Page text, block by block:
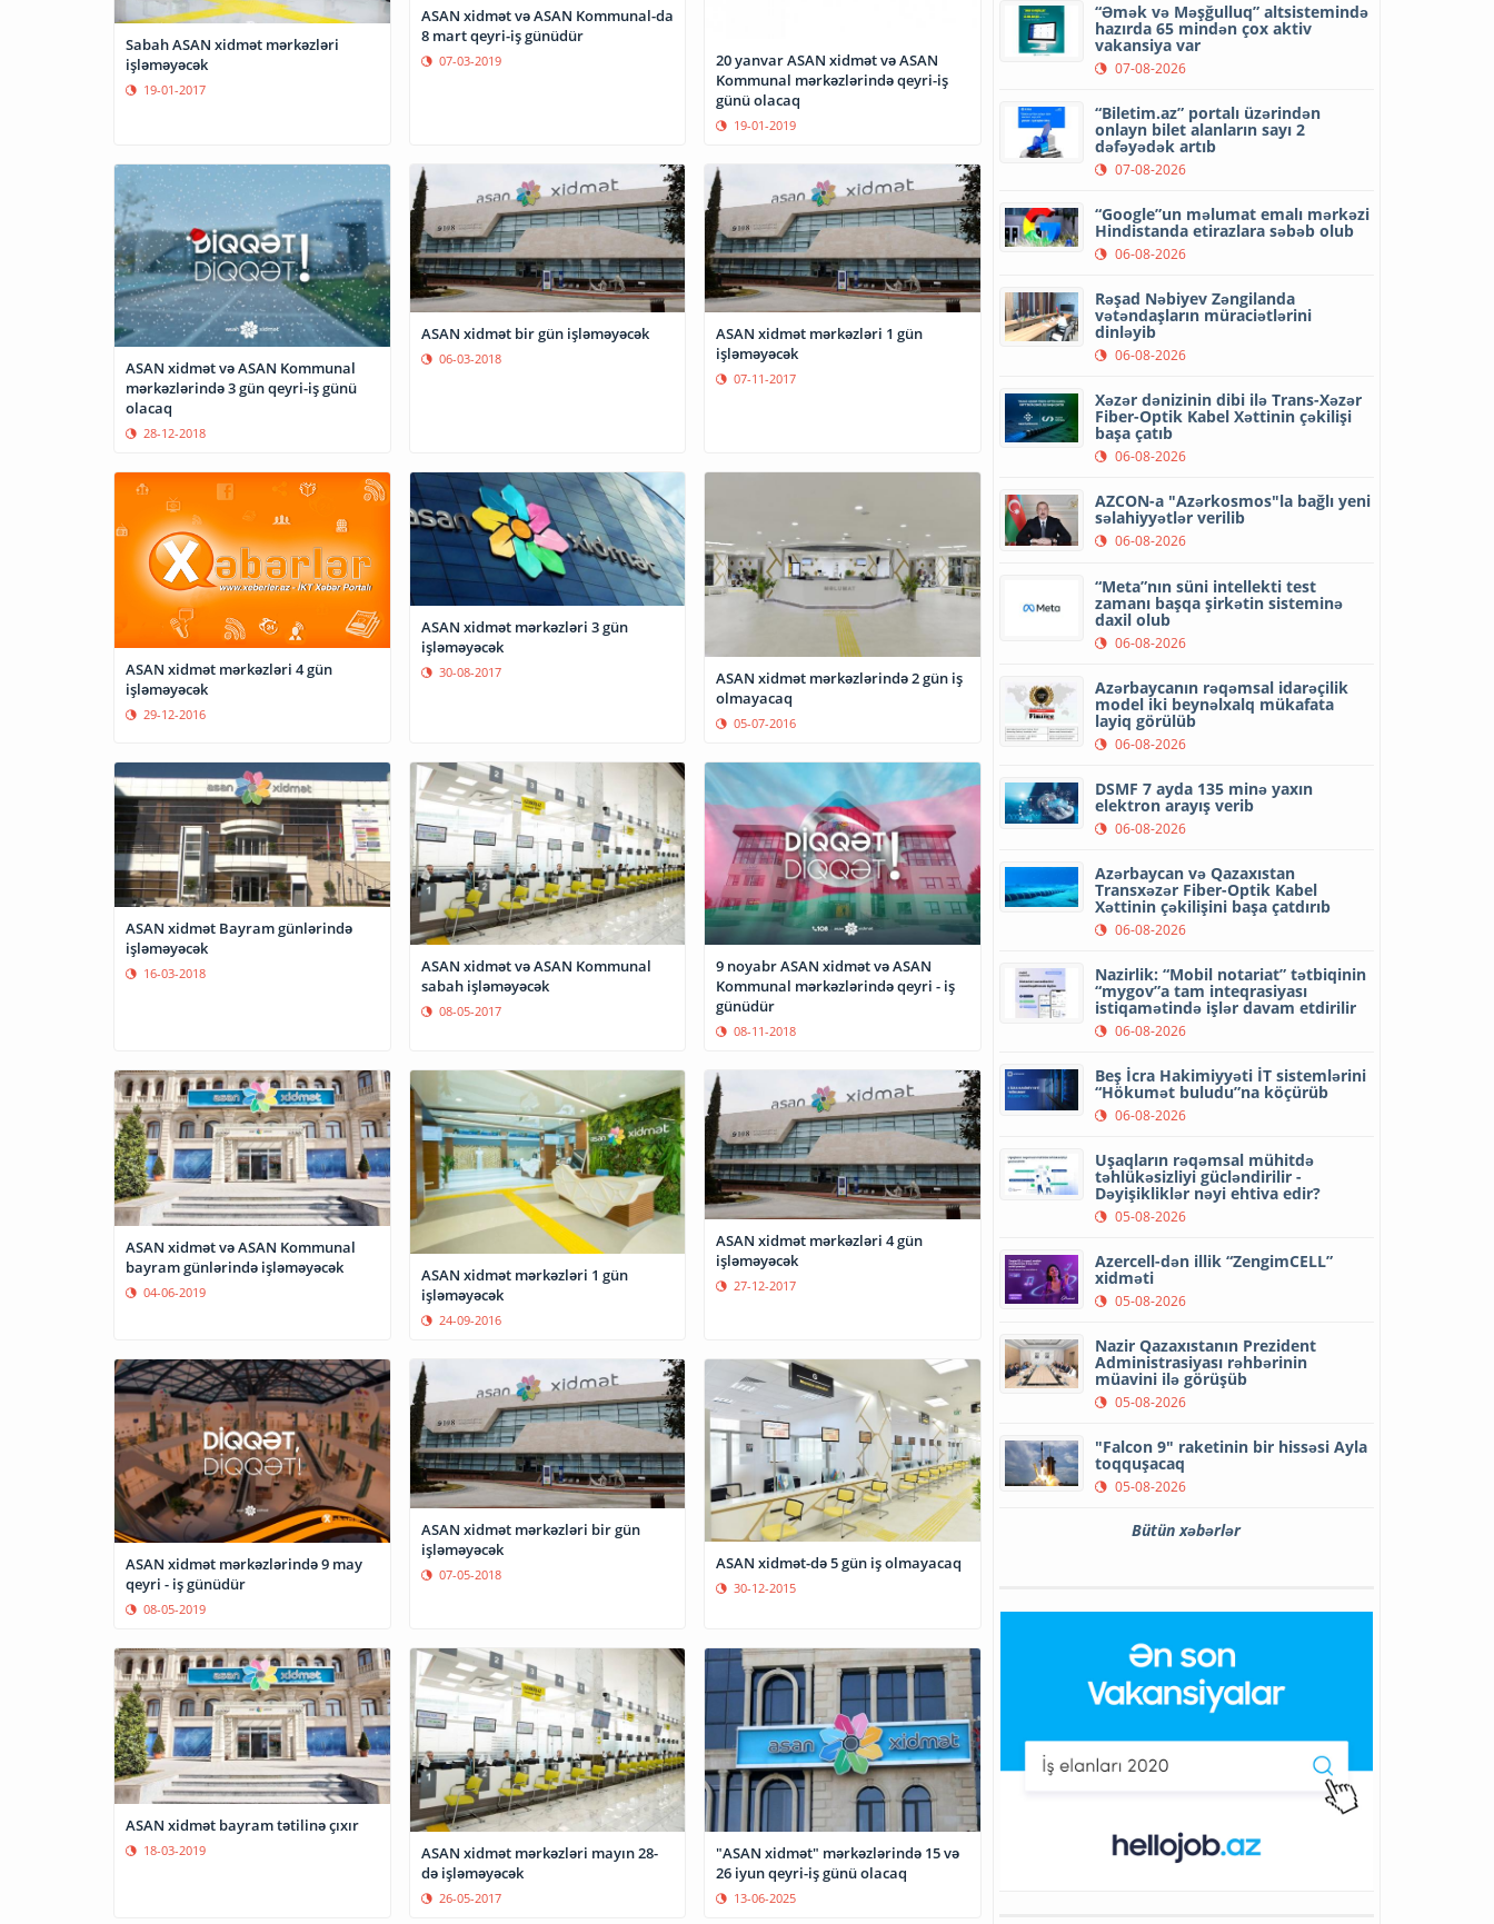
Sabah ASAN xidmət mərkəzləri
işləməyəcək
19-01-2017
ASAN xidmət və ASAN Kommunal-da
8 mart qeyri-iş günüdür
07-03-2019
20 yanvar ASAN xidmət və ASAN
Kommunal mərkəzlərində qeyri-iş
günü olacaq
19-01-2019
ASAN xidmət və ASAN Kommunal
mərkəzlərində 3 gün qeyri-iş günü
olacaq
28-12-2018
ASAN xidmət bir gün işləməyəcək
06-03-2018
ASAN xidmət mərkəzləri 1 gün
işləməyəcək
07-11-2017
ASAN xidmət mərkəzləri 4 gün
işləməyəcək
29-12-2016
ASAN xidmət mərkəzləri 3 gün
işləməyəcək
30-08-2017
ASAN xidmət mərkəzlərində 2 gün iş
olmayacaq
05-07-2016
ASAN xidmət Bayram günlərində
işləməyəcək
16-03-2018
ASAN xidmət və ASAN Kommunal
sabah işləməyəcək
08-05-2017
9 noyabr ASAN xidmət və ASAN
Kommunal mərkəzlərində qeyri - iş
günüdür
08-11-2018
ASAN xidmət və ASAN Kommunal
bayram günlərində işləməyəcək
04-06-2019
ASAN xidmət mərkəzləri 1 gün
işləməyəcək
24-09-2016
ASAN xidmət mərkəzləri 4 gün
işləməyəcək
27-12-2017
ASAN xidmət mərkəzlərində 9 may
qeyri - iş günüdür
08-05-2019
ASAN xidmət mərkəzləri bir gün
işləməyəcək
07-05-2018
ASAN xidmət-də 5 gün iş olmayacaq
30-12-2015
ASAN xidmət bayram tətilinə çıxır
18-03-2019
ASAN xidmət mərkəzləri mayın 28-
də işləməyəcək
26-05-2017
"ASAN xidmət" mərkəzlərində 15 və
26 iyun qeyri-iş günü olacaq
13-06-2025
“Əmək və Məşğulluq” altsistemində
hazırda 65 mindən çox aktiv
vakansiya var
07-08-2026
“Biletim.az” portalı üzərindən
onlayn bilet alanların sayı 2
dəfəyədək artıb
07-08-2026
“Google”un məlumat emalı mərkəzi
Hindistanda etirazlara səbəb olub
06-08-2026
Rəşad Nəbiyev Zəngilanda
vətəndaşların müraciətlərini
dinləyib
06-08-2026
Xəzər dənizinin dibi ilə Trans-Xəzər
Fiber-Optik Kabel Xəttinin çəkilişi
başa çatıb
06-08-2026
AZCON-a "Azərkosmos"la bağlı yeni
səlahiyyətlər verilib
06-08-2026
“Meta”nın süni intellekti test
zamanı başqa şirkətin sisteminə
daxil olub
06-08-2026
Azərbaycanın rəqəmsal idarəçilik
model iki beynəlxalq mükafata
layiq görülüb
06-08-2026
DSMF 7 ayda 135 minə yaxın
elektron arayış verib
06-08-2026
Azərbaycan və Qazaxıstan
Transxəzər Fiber-Optik Kabel
Xəttinin çəkilişini başa çatdırıb
06-08-2026
Nazirlik: “Mobil notariat” tətbiqinin
“mygov”a tam inteqrasiyası
istiqamətində işlər davam etdirilir
06-08-2026
Beş İcra Hakimiyyəti İT sistemlərini
“Hökumət buludu”na köçürüb
06-08-2026
Uşaqların rəqəmsal mühitdə
təhlükəsizliyi gücləndirilir -
Dəyişikliklər nəyi ehtiva edir?
05-08-2026
Azercell-dən illik “ZengimCELL”
xidməti
05-08-2026
Nazir Qazaxıstanın Prezident
Administrasiyası rəhbərinin
müavini ilə görüşüb
05-08-2026
"Falcon 9" raketinin bir hissəsi Ayla
toqquşacaq
05-08-2026
Bütün xəbərlər